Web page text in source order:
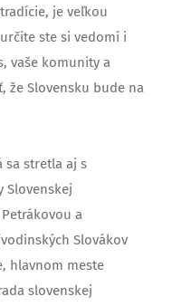
je veľkou
ste si vedomí i
vaše komunity a
že Slovensku bude na
sa stretla aj s
Slovenskej
a
Slovákov
hlavnom meste
slovenskej